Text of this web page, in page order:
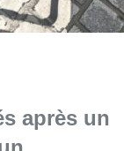
après un